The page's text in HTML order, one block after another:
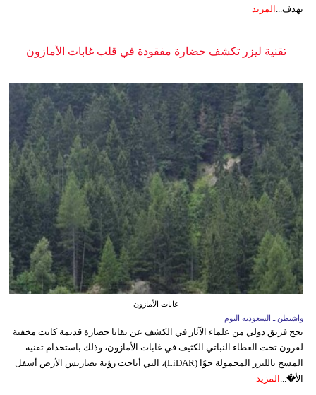
تهدف... المزيد
تقنية ليزر تكشف حضارة مفقودة في قلب غابات الأمازون
غابات الأمازون
واشنطن ـ السعودية اليوم
نجح فريق دولي من علماء الآثار في الكشف عن بقايا حضارة قديمة كانت مخفية
لقرون تحت الغطاء النباتي الكثيف في غابات الأمازون، وذلك باستخدام تقنية
المسح بالليزر المحمولة جوًا (LiDAR)، التي أتاحت رؤية تضاريس الأرض أسفل
الأ�... المزيد